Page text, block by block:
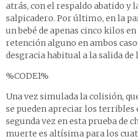
atrás, con el respaldo abatido y
salpicadero. Por último, en la
un bebé de apenas cinco kilos
retención alguno en ambos
desgracia habitual a la salida de
%CODE1%
Una vez simulada la colisión,
se pueden apreciar los terribles
segunda vez en esta prueba de
muerte es altísima para los